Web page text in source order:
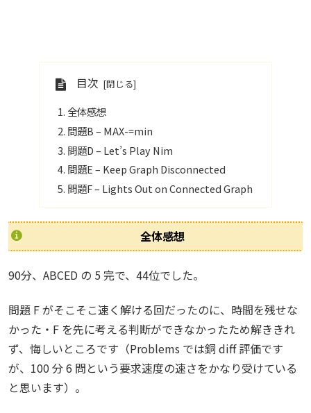
目次
全体感想
問題B – MAX-=min
問題D – Let’s Play Nim
問題E – Keep Graph Disconnected
問題F – Lights Out on Connected Graph
全体感想
90分、ABCED の 5 完で、44位でした。
問題 F がそこそこ速く解ける回だったのに、時間を残せな
かった・F を先に考える判断ができなかったため解ききれ
ず、悔しいところです（Problems では銅 diff 評価です
が、100 分 6 問という要求速度の速さをかなり受けている
と思います）。